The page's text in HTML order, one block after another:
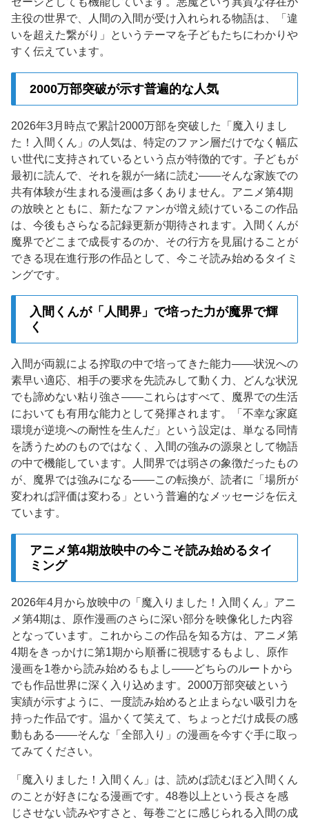
主役の世界で、人間の入間が受け入れられる物語は、「違
いを超えた繋がり」というテーマを子どもたちにわかりや
すく伝えています。
2000万部突破が示す普遍的な人気
2026年3月時点で累計2000万部を突破した「魔入りまし
た！入間くん」の人気は、特定のファン層だけでなく幅広
い世代に支持されているという点が特徴的です。子どもが
最初に読んで、それを親が一緒に読む——そんな家族での
共有体験が生まれる漫画は多くありません。アニメ第4期
の放映とともに、新たなファンが増え続けているこの作品
は、今後もさらなる記録更新が期待されます。入間くんが
魔界でどこまで成長するのか、その行方を見届けることが
できる現在進行形の作品として、今こそ読み始めるタイミ
ングです。
入間くんが「人間界」で培った力が魔界で輝
く
入間が両親による搾取の中で培ってきた能力——状況への
素早い適応、相手の要求を先読みして動く力、どんな状況
でも諦めない粘り強さ——これらはすべて、魔界での生活
においても有用な能力として発揮されます。「不幸な家庭
環境が逆境への耐性を生んだ」という設定は、単なる同情
を誘うためのものではなく、入間の強みの源泉として物語
の中で機能しています。人間界では弱さの象徴だったもの
が、魔界では強みになる——この転換が、読者に「場所が
変われば評価は変わる」という普遍的なメッセージを伝え
ています。
アニメ第4期放映中の今こそ読み始めるタイ
ミング
2026年4月から放映中の「魔入りました！入間くん」アニ
メ第4期は、原作漫画のさらに深い部分を映像化した内容
となっています。これからこの作品を知る方は、アニメ第
4期をきっかけに第1期から順番に視聴するもよし、原作
漫画を1巻から読み始めるもよし——どちらのルートから
でも作品世界に深く入り込めます。2000万部突破という
実績が示すように、一度読み始めると止まらない吸引力を
持った作品です。温かくて笑えて、ちょっとだけ成長の感
動もある——そんな「全部入り」の漫画を今すぐ手に取っ
てみてください。
「魔入りました！入間くん」は、読めば読むほど入間くん
のことが好きになる漫画です。48巻以上という長さを感
じさせない読みやすさと、毎巻ごとに感じられる入間の成